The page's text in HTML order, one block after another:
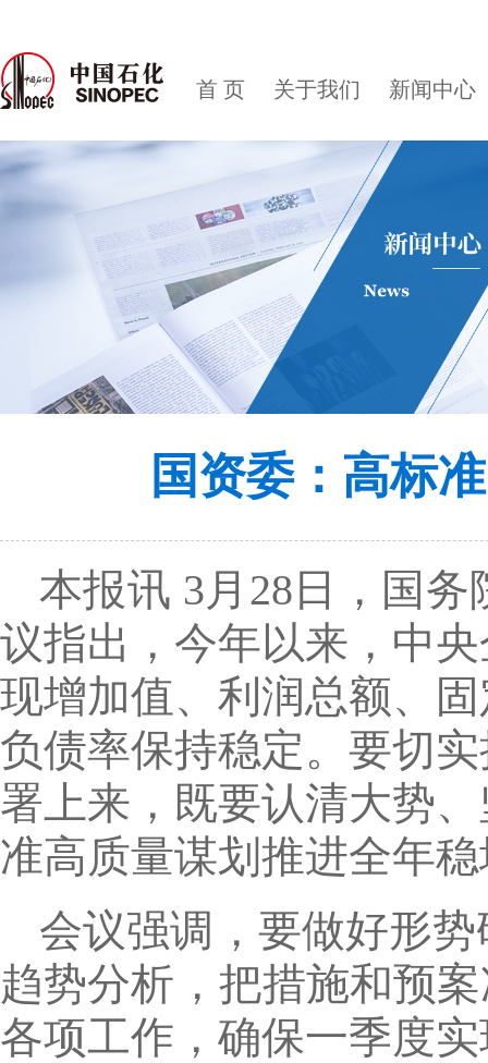
首 页 关于我们 新闻中心
国资委：高标
本报讯 3月28日，国
议指出，今年以来，中
现增加值、利润总额、
负债率保持稳定。要切
署上来，既要认清大势
准高质量谋划推进全年
会议强调，要做好形
趋势分析，把措施和预
各项工作，确保一季度